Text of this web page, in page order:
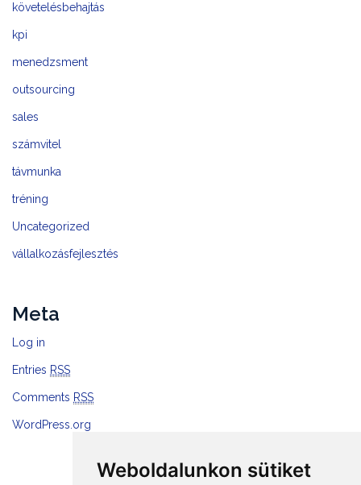
Weboldalunkon sütiket
követelésbehajtás
kpi
menedzsment
outsourcing
sales
számvitel
távmunka
tréning
Uncategorized
vállalkozásfejlesztés
Meta
Log in
Entries RSS
Comments RSS
WordPress.org